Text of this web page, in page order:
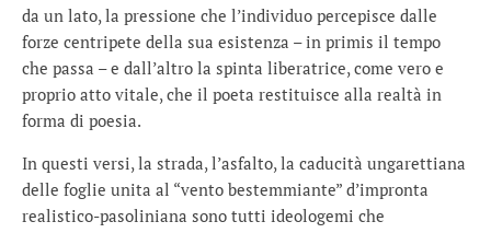
da un lato, la pressione che l’individuo percepisce dalle
forze centripete della sua esistenza – in primis il tempo
che passa – e dall’altro la spinta liberatrice, come vero e
proprio atto vitale, che il poeta restituisce alla realtà in
forma di poesia.
In questi versi, la strada, l’asfalto, la caducità ungarettiana
delle foglie unita al “vento bestemmiante” d’impronta
realistico-pasoliniana sono tutti ideologemi che